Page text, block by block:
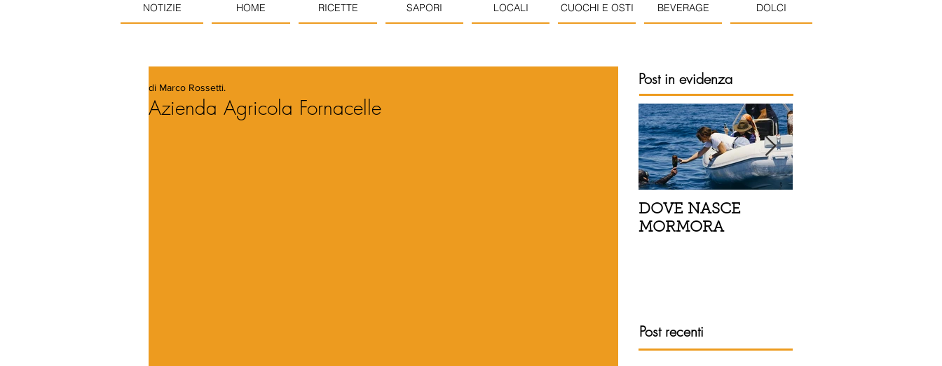
NOTIZIE HOME RICETTE SAPORI LOCALI CUOCHI E OSTI BEVERAGE DOLCI
Azienda Agricola Fornacelle
di Marco Rossetti. Post in evidenza
DOVE NASCE
MORMORA
Post recenti